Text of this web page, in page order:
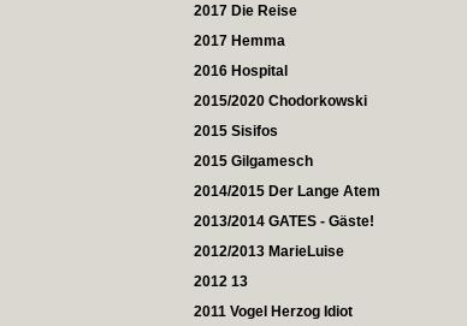
2017 Die Reise
2017 Hemma
2016 Hospital
2015/2020 Chodorkowski
2015 Sisifos
2015 Gilgamesch
2014/2015 Der Lange Atem
2013/2014 GATES - Gäste!
2012/2013 MarieLuise
2012 13
2011 Vogel Herzog Idiot